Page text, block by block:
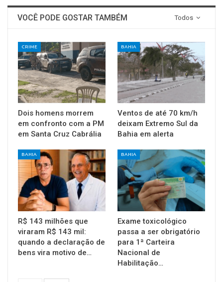
Todos
VOCÊ PODE GOSTAR TAMBÉM
CRIME
Dois homens morrem
em confronto com a PM
em Santa Cruz Cabrália
BAHIA
Ventos de até 70 km/h
deixam Extremo Sul da
Bahia em alerta
BAHIA
R$ 143 milhões que
viraram R$ 143 mil:
quando a declaração de
bens vira motivo de…
BAHIA
Exame toxicológico
passa a ser obrigatório
para 1ª Carteira
Nacional de
Habilitação…